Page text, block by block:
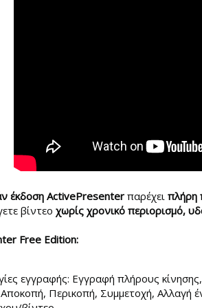
έκδοση ActivePresenter παρέχει πλήρη
βίντεο χωρίς χρονικό περιορισμό,
Free Edition:
εγγραφής: Εγγραφή πλήρους
Αποκοπή, Περικοπή, Συμμετοχή,